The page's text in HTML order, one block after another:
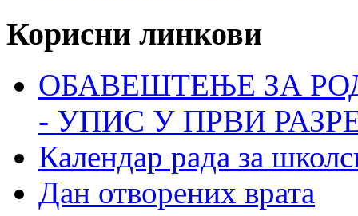
Корисни линкови
ОБАВЕШТЕЊЕ ЗА
- УПИС У ПРВИ
Календар рада за
Дан отворених врата